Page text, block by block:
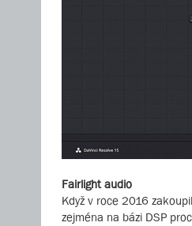
Fairlight audio
Když v roce 2016
zejména na bázi DSP